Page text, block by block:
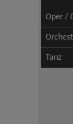
Oper /
Tanz